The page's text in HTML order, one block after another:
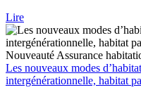
Lire
Nouveauté Assurance
Les nouveaux modes
intergénérationnelle, habitat